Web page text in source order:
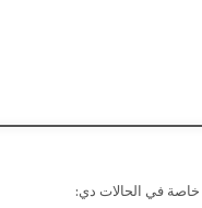
في الحالات دي: